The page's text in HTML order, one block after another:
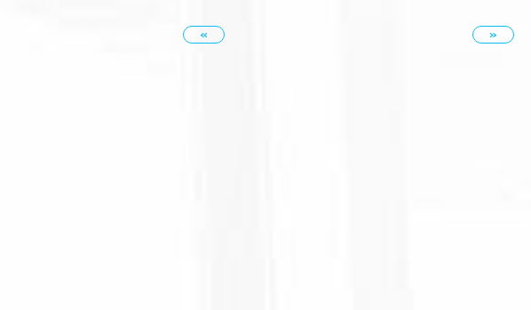
« »